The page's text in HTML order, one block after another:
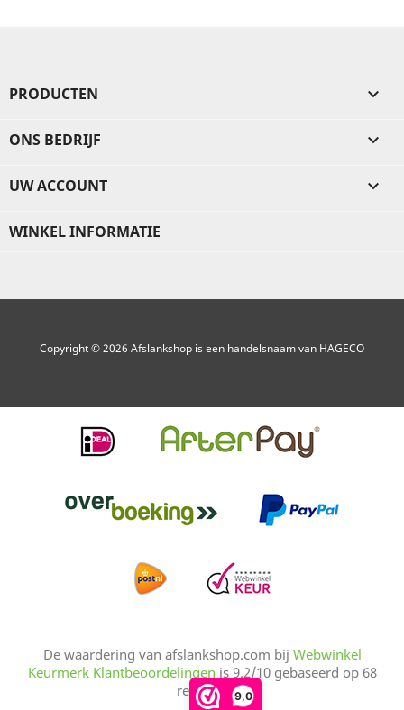
9,0
PRODUCTEN 
ONS BEDRIJF 
UW ACCOUNT 
WINKEL INFORMATIE
Copyright © 2026 Afslankshop is een handelsnaam van HAGECO
De waardering van afslankshop.com bij Webwinkel
Keurmerk Klantbeoordelingen is 9.2/10 gebaseerd op 68
reviews.